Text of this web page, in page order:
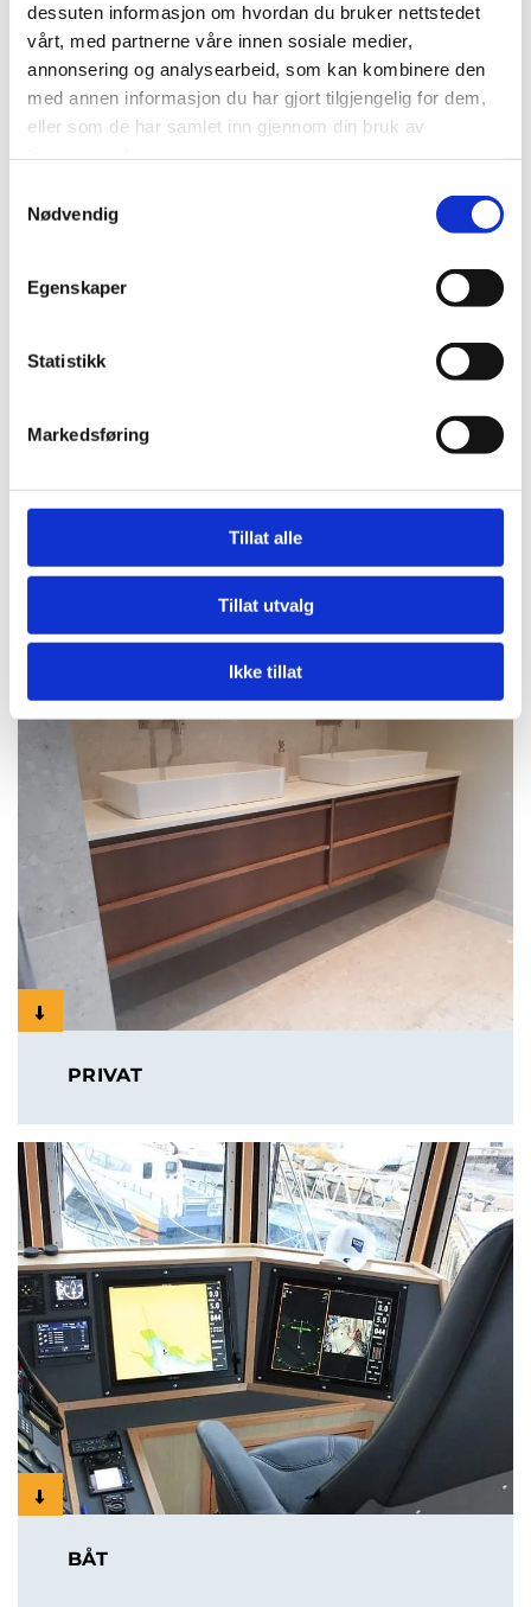
dessuten informasjon om hvordan du bruker nettstedet
vårt, med partnerne våre innen sosiale medier,
annonsering og analysearbeid, som kan kombinere den
med annen informasjon du har gjort tilgjengelig for dem,
eller som de har samlet inn gjennom din bruk av
Nødvendig
Egenskaper
Statistikk
Markedsføring
Tillat alle
Tillat utvalg
Ikke tillat
VÅRE TJENESTER

PRIVAT

BÅT